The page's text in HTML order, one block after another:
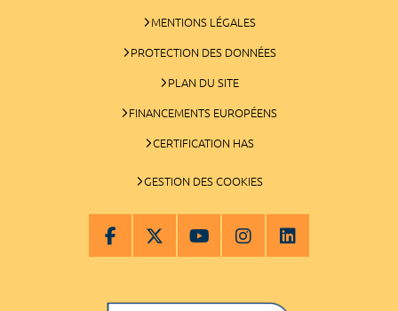
MENTIONS LÉGALES
PROTECTION DES DONNÉES
PLAN DU SITE
FINANCEMENTS EUROPÉENS
CERTIFICATION HAS
GESTION DES COOKIES